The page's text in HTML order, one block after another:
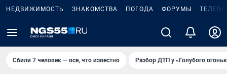
НЕДВИЖИМОСТЬ ЗНАКОМСТВА ПОГОДА ФОРУМЫ
Сбили 7 человек — все, что известно Разбор ДТП у «Голубого